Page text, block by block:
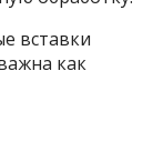
вставки
как